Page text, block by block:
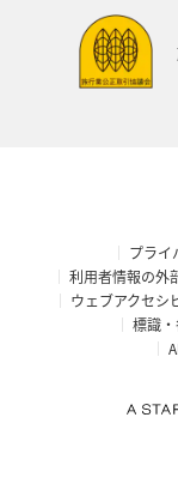
プライ
利用者情報の外
ウェブアクセシ
標識